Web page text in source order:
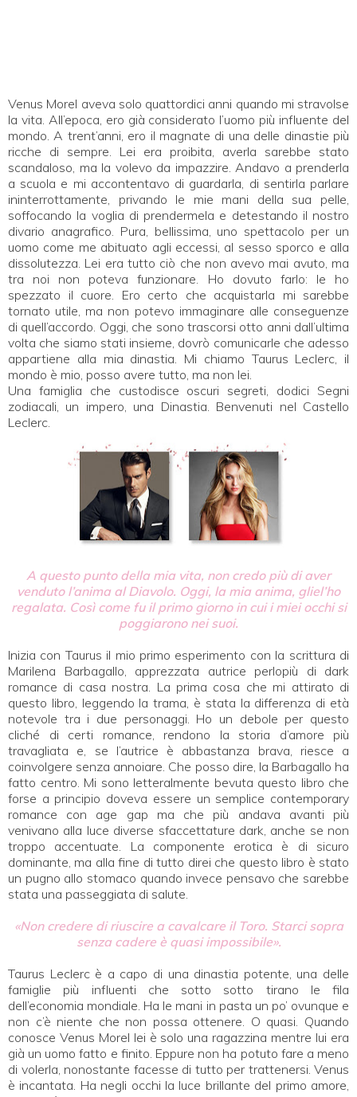
Venus Morel aveva solo quattordici anni quando mi stravolse
la vita. All’epoca, ero già considerato l’uomo più influente del
mondo. A trent’anni, ero il magnate di una delle dinastie più
ricche di sempre. Lei era proibita, averla sarebbe stato
scandaloso, ma la volevo da impazzire. Andavo a prenderla
a scuola e mi accontentavo di guardarla, di sentirla parlare
ininterrottamente, privando le mie mani della sua pelle,
soffocando la voglia di prendermela e detestando il nostro
divario anagrafico. Pura, bellissima, uno spettacolo per un
uomo come me abituato agli eccessi, al sesso sporco e alla
dissolutezza. Lei era tutto ciò che non avevo mai avuto, ma
tra noi non poteva funzionare. Ho dovuto farlo: le ho
spezzato il cuore. Ero certo che acquistarla mi sarebbe
tornato utile, ma non potevo immaginare alle conseguenze
di quell’accordo. Oggi, che sono trascorsi otto anni dall’ultima
volta che siamo stati insieme, dovrò comunicarle che adesso
appartiene alla mia dinastia. Mi chiamo Taurus Leclerc, il
mondo è mio, posso avere tutto, ma non lei.
Una famiglia che custodisce oscuri segreti, dodici Segni
zodiacali, un impero, una Dinastia. Benvenuti nel Castello
Leclerc.
A questo punto della mia vita, non credo più di aver
venduto l’anima al Diavolo. Oggi, la mia anima, gliel’ho
regalata. Così come fu il primo giorno in cui i miei occhi si
poggiarono nei suoi.
Inizia con Taurus il mio primo esperimento con la scrittura di
Marilena Barbagallo, apprezzata autrice perlopiù di dark
romance di casa nostra. La prima cosa che mi attirato di
questo libro, leggendo la trama, è stata la differenza di età
notevole tra i due personaggi. Ho un debole per questo
cliché di certi romance, rendono la storia d’amore più
travagliata e, se l’autrice è abbastanza brava, riesce a
coinvolgere senza annoiare. Che posso dire, la Barbagallo ha
fatto centro. Mi sono letteralmente bevuta questo libro che
forse a principio doveva essere un semplice contemporary
romance con age gap ma che più andava avanti più
venivano alla luce diverse sfaccettature dark, anche se non
troppo accentuate. La componente erotica è di sicuro
dominante, ma alla fine di tutto direi che questo libro è stato
un pugno allo stomaco quando invece pensavo che sarebbe
stata una passeggiata di salute.
«Non credere di riuscire a cavalcare il Toro. Starci sopra
senza cadere è quasi impossibile».
Taurus Leclerc è a capo di una dinastia potente, una delle
famiglie più influenti che sotto sotto tirano le fila
dell’economia mondiale. Ha le mani in pasta un po’ ovunque e
non c’è niente che non possa ottenere. O quasi. Quando
conosce Venus Morel lei è solo una ragazzina mentre lui era
già un uomo fatto e finito. Eppure non ha potuto fare a meno
di volerla, nonostante facesse di tutto per trattenersi. Venus
è incantata. Ha negli occhi la luce brillante del primo amore,